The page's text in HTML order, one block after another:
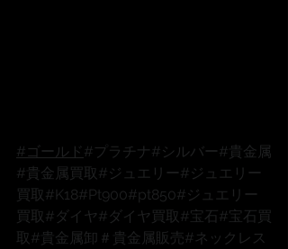
#ゴールド #プラチナ #シルバー #貴金属
#貴金属買取 #ジュエリー #ジュエリー
買取 #K18#Pt900#pt850#ジュエリー
買取 #ダイヤ #ダイヤ買取 #宝石#宝石買
取 #貴金属卸 ＃貴金属販売#ネックレス